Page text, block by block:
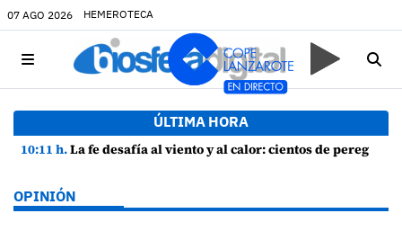
07 AGO 2026 HEMEROTECA
ÚLTIMA HORA
10:11 h.La fe desafía al viento y al calor: cientos de peregrinos arropan a la Virgen de las Nieves
OPINIÓN